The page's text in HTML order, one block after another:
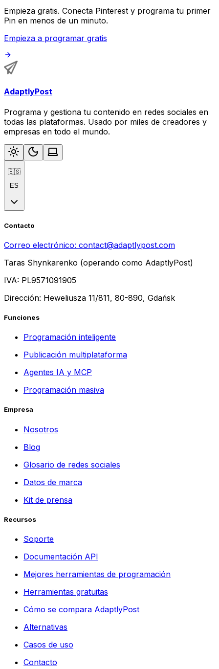
Empieza gratis. Conecta Pinterest y programa tu primer
Pin en menos de un minuto.
Empieza a programar gratis
AdaptlyPost
Programa y gestiona tu contenido en redes sociales en
todas las plataformas. Usado por miles de creadores y
empresas en todo el mundo.
🇪🇸
ES
Contacto
Correo electrónico: contact@adaptlypost.com
Taras Shynkarenko (operando como AdaptlyPost)
IVA: PL9571091905
Dirección: Heweliusza 11/811, 80-890, Gdańsk
Funciones
Programación inteligente
Publicación multiplataforma
Agentes IA y MCP
Programación masiva
Empresa
Nosotros
Blog
Glosario de redes sociales
Datos de marca
Kit de prensa
Recursos
Soporte
Documentación API
Mejores herramientas de programación
Herramientas gratuitas
Cómo se compara AdaptlyPost
Alternativas
Casos de uso
Contacto